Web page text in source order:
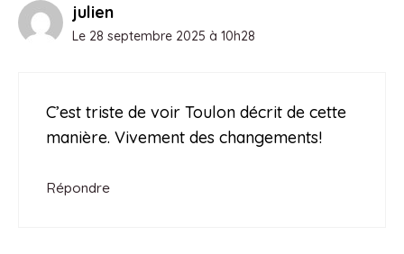
julien
Le 28 septembre 2025 à 10h28
C’est triste de voir Toulon décrit de cette
manière. Vivement des changements!
Répondre